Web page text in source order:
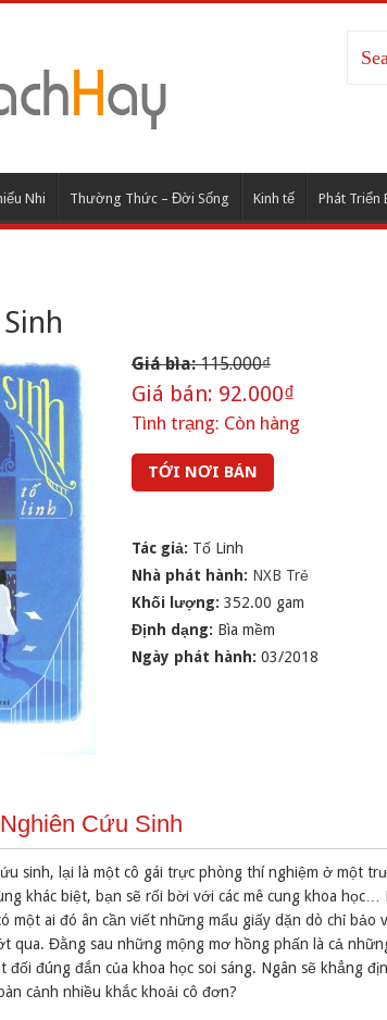
Nhi Thường Thức – Đời Sống Kinh tế Phát Triển
Giá bìa:115.000₫
Giá bán: 92.000₫
Tình trạng: Còn hàng
TỚI NƠI BÁN
Tác giả: Tố Linh
Nhà phát hành: NXB Trẻ
Khối lượng: 352.00 gam
Định dạng: Bìa mềm
Ngày phát hành: 03/2018
Cứu Sinh
sinh, lại là một cô gái trực phòng thí nghiệm ở một
khác biệt, bạn sẽ rối bời với các mê cung khoa
một ai đó ân cần viết những mẩu giấy dặn dò chỉ bảo
qua. Đằng sau những mộng mơ hồng phấn là cả
đối đúng đắn của khoa học soi sáng. Ngân sẽ khẳng
cảnh nhiều khắc khoải cô đơn?